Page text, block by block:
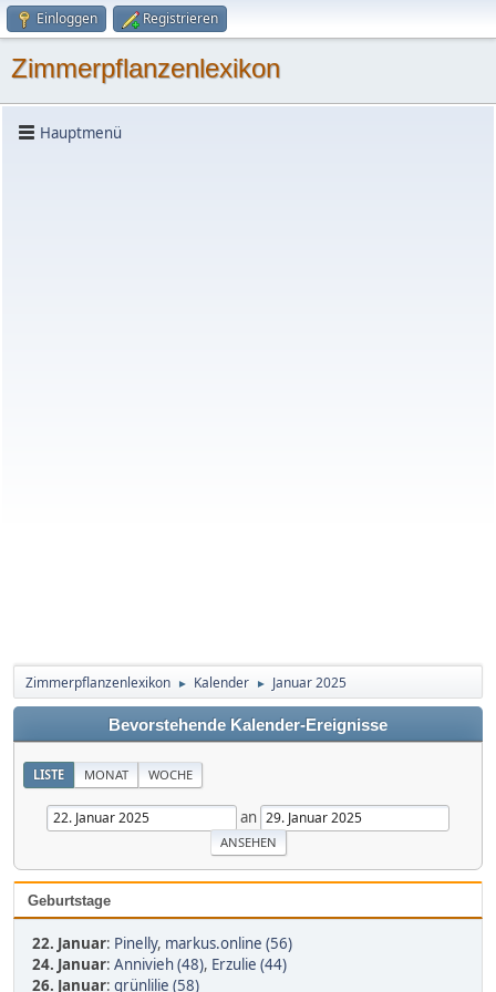
Einloggen Registrieren
Zimmerpflanzenlexikon
Hauptmenü
Zimmerpflanzenlexikon ► Kalender ► Januar 2025
Bevorstehende Kalender-Ereignisse
LISTE MONAT WOCHE
an
Geburtstage
22. Januar: Pinelly, markus.online (56)
24. Januar: Annivieh (48), Erzulie (44)
26. Januar: grünlilie (58)